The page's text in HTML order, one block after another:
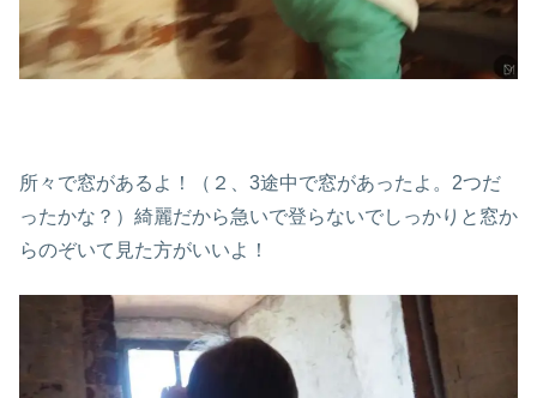
所々で窓があるよ！（２、3途中で窓があったよ。2つだ
ったかな？）綺麗だから急いで登らないでしっかりと窓か
らのぞいて見た方がいいよ！